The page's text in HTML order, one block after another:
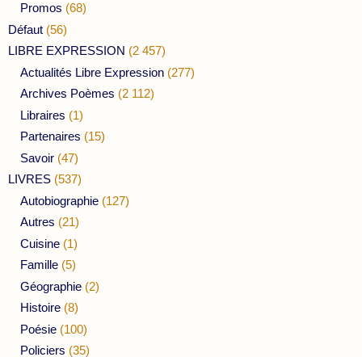
Promos (68)
Défaut (56)
LIBRE EXPRESSION (2 457)
Actualités Libre Expression (277)
Archives Poèmes (2 112)
Libraires (1)
Partenaires (15)
Savoir (47)
LIVRES (537)
Autobiographie (127)
Autres (21)
Cuisine (1)
Famille (5)
Géographie (2)
Histoire (8)
Poésie (100)
Policiers (35)